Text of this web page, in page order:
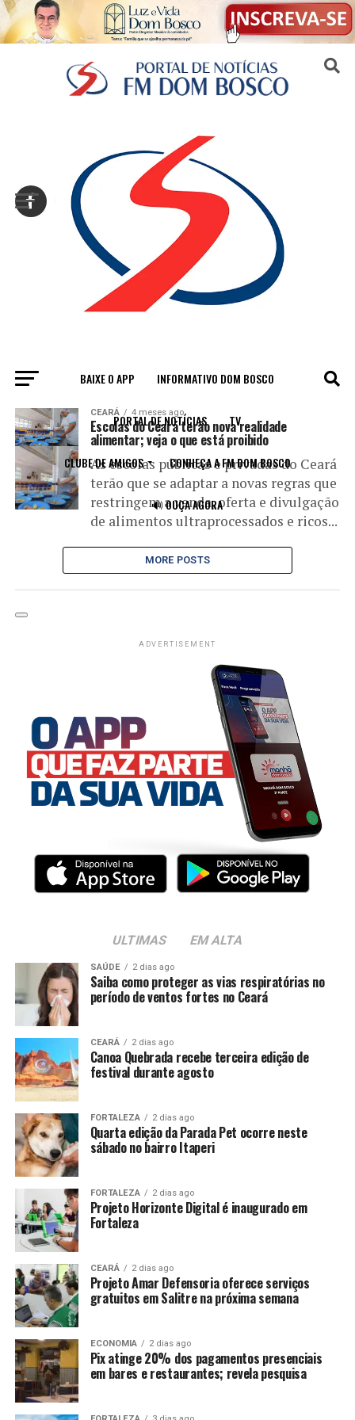
BAIXE O APP INFORMATIVO DOM BOSCO
PORTAL DE NOTÍCIAS TV
CLUBE DE AMIGOS CONHEÇA A FM DOM BOSCO
🔊 OUÇA AGORA
All posts tagged "comida saudavel"
CEARÁ 4 meses ago
Escolas do Ceará terão nova realidade
alimentar; veja o que está proibido
As escolas públicas e privadas do Ceará
terão que se adaptar a novas regras que
restringem a venda, oferta e divulgação
de alimentos ultraprocessados e ricos...
MORE POSTS
ADVERTISEMENT
ULTIMAS EM ALTA
SAÚDE 2 dias ago
Saiba como proteger as vias respiratórias no
período de ventos fortes no Ceará
CEARÁ 2 dias ago
Canoa Quebrada recebe terceira edição de
festival durante agosto
FORTALEZA 2 dias ago
Quarta edição da Parada Pet ocorre neste
sábado no bairro Itaperi
FORTALEZA 2 dias ago
Projeto Horizonte Digital é inaugurado em
Fortaleza
CEARÁ 2 dias ago
Projeto Amar Defensoria oferece serviços
gratuitos em Salitre na próxima semana
ECONOMIA 2 dias ago
Pix atinge 20% dos pagamentos presenciais
em bares e restaurantes; revela pesquisa
Sair da versão mobile